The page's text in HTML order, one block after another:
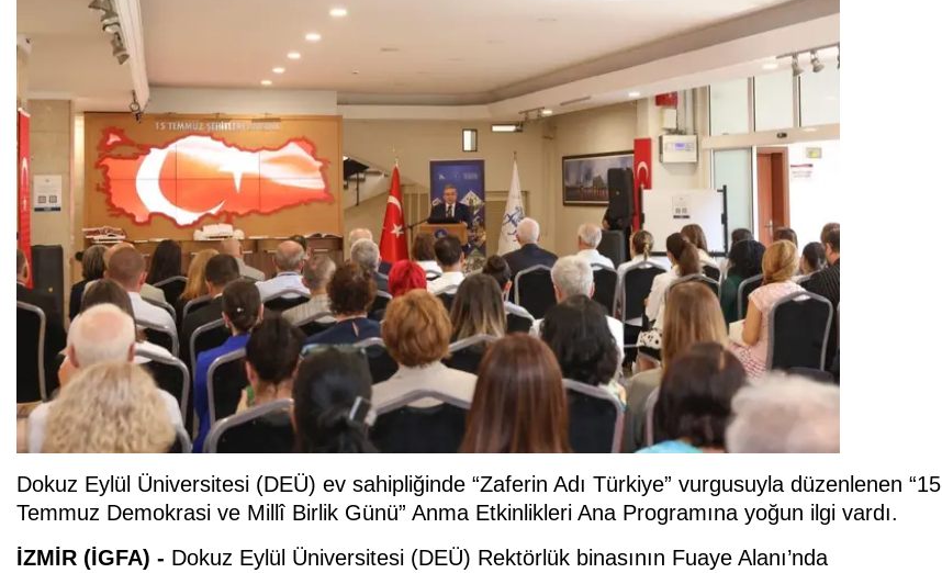
Dokuz Eylül Üniversitesi (DEÜ) ev sahipliğinde “Zaferin Adı Türkiye” vurgusuyla düzenlenen “15
Temmuz Demokrasi ve Millî Birlik Günü” Anma Etkinlikleri Ana Programına yoğun ilgi vardı.
İZMİR (İGFA) - Dokuz Eylül Üniversitesi (DEÜ) Rektörlük binasının Fuaye Alanı’nda